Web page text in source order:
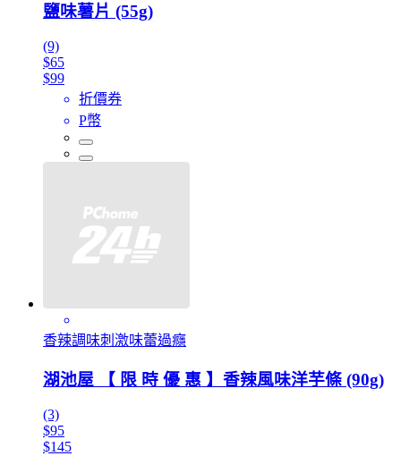
鹽味薯片 (55g)
(9)
$65
$99
折價券
P幣
香辣調味刺激味蕾過癮
湖池屋 【 限 時 優 惠 】香辣風味洋芋條 (90g)
(3)
$95
$145